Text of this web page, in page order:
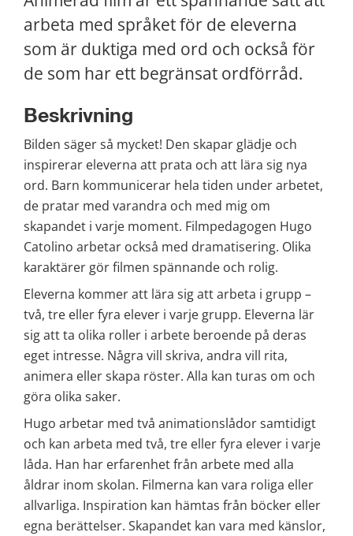
arbeta med språket för de eleverna
som är duktiga med ord och också för
de som har ett begränsat ordförråd.
Beskrivning
Bilden säger så mycket! Den skapar glädje och
inspirerar eleverna att prata och att lära sig nya
ord. Barn kommunicerar hela tiden under arbetet,
de pratar med varandra och med mig om
skapandet i varje moment. Filmpedagogen Hugo
Catolino arbetar också med dramatisering. Olika
karaktärer gör filmen spännande och rolig.
Eleverna kommer att lära sig att arbeta i grupp –
två, tre eller fyra elever i varje grupp. Eleverna lär
sig att ta olika roller i arbete beroende på deras
eget intresse. Några vill skriva, andra vill rita,
animera eller skapa röster. Alla kan turas om och
göra olika saker.
Hugo arbetar med två animationslådor samtidigt
och kan arbeta med två, tre eller fyra elever i varje
låda. Han har erfarenhet från arbete med alla
åldrar inom skolan. Filmerna kan vara roliga eller
allvarliga. Inspiration kan hämtas från böcker eller
egna berättelser. Skapandet kan vara med känslor,